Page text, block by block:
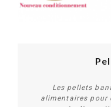
Les pellets
alimentaires pour